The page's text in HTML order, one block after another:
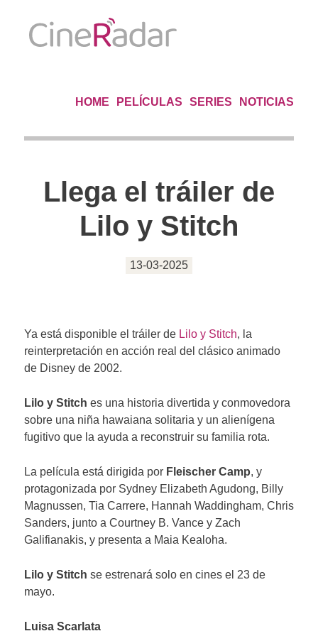
HOME PELÍCULAS SERIES NOTICIAS
Llega el tráiler de
Lilo y Stitch
13-03-2025
Ya está disponible el tráiler de Lilo y Stitch, la
reinterpretación en acción real del clásico animado
de Disney de 2002.
Lilo y Stitch es una historia divertida y conmovedora
sobre una niña hawaiana solitaria y un alienígena
fugitivo que la ayuda a reconstruir su familia rota.
La película está dirigida por Fleischer Camp, y
protagonizada por Sydney Elizabeth Agudong, Billy
Magnussen, Tia Carrere, Hannah Waddingham, Chris
Sanders, junto a Courtney B. Vance y Zach
Galifianakis, y presenta a Maia Kealoha.
Lilo y Stitch se estrenará solo en cines el 23 de
mayo.
Luisa Scarlata